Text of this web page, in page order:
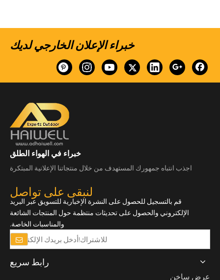
خبراء الإعلان الخارجي لديك
خبراء في الهواء الطلق
اجذب انتباه جمهورك المستهدف من خلال منتجاتنا الإعلانية المبتكرة
لنبقى على تواصل
قم بالتسجيل للحصول على النشرة الإخبارية للتسويق عبر البريد
الإلكتروني والحصول على تحديثات منتظمة حول المنتجات الشائعة
والمناسبات الخاصة.
رابط سريع
عرض ساخن